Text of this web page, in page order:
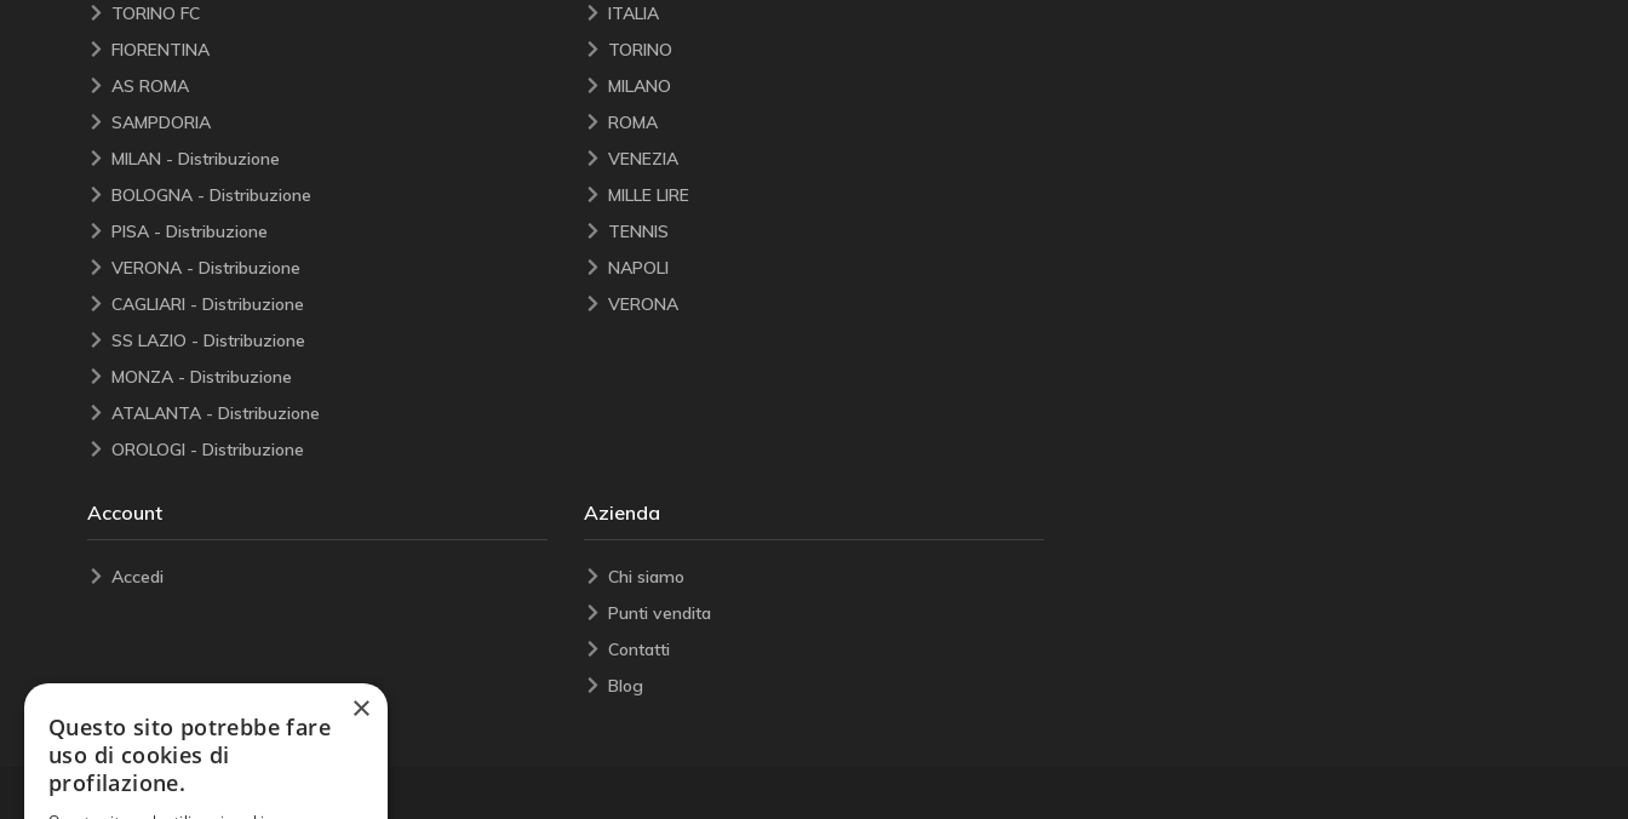
TORINO FC
FIORENTINA
AS ROMA
SAMPDORIA
MILAN - Distribuzione
BOLOGNA - Distribuzione
PISA - Distribuzione
VERONA - Distribuzione
CAGLIARI - Distribuzione
SS LAZIO - Distribuzione
MONZA - Distribuzione
ATALANTA - Distribuzione
OROLOGI - Distribuzione
ITALIA
TORINO
MILANO
ROMA
VENEZIA
MILLE LIRE
TENNIS
NAPOLI
VERONA
Account
Accedi
Azienda
Chi siamo
Punti vendita
Contatti
Blog
×
Questo sito potrebbe fare
uso di cookies di
profilazione.